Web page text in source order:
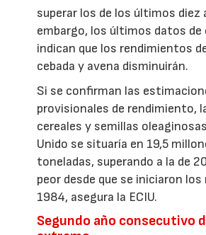
superar los de los últimos diez
embargo, los últimos datos de
indican que los rendimientos
cebada y avena disminuirán.
Si se confirman las
provisionales de rendimiento,
cereales y semillas
Unido se situaría en 19,5
toneladas, superando a la de
peor desde que se iniciaron
1984, asegura la ECIU.
Segundo año consecutivo